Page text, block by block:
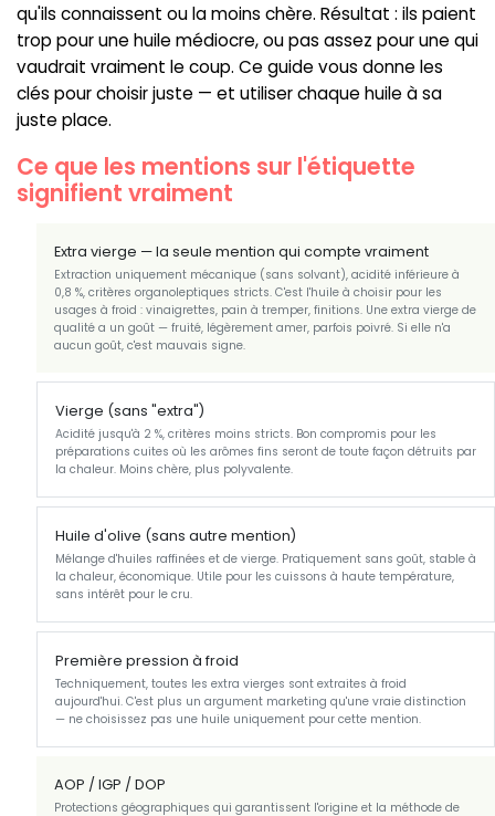
qu'ils connaissent ou la moins chère. Résultat : ils paient
trop pour une huile médiocre, ou pas assez pour une qui
vaudrait vraiment le coup. Ce guide vous donne les
clés pour choisir juste — et utiliser chaque huile à sa
juste place.
Ce que les mentions sur l'étiquette
signifient vraiment
Extra vierge — la seule mention qui compte vraiment
Extraction uniquement mécanique (sans solvant), acidité inférieure à
0,8 %, critères organoleptiques stricts. C'est l'huile à choisir pour les
usages à froid : vinaigrettes, pain à tremper, finitions. Une extra vierge de
qualité a un goût — fruité, légèrement amer, parfois poivré. Si elle n'a
aucun goût, c'est mauvais signe.
Vierge (sans "extra")
Acidité jusqu'à 2 %, critères moins stricts. Bon compromis pour les
préparations cuites où les arômes fins seront de toute façon détruits par
la chaleur. Moins chère, plus polyvalente.
Huile d'olive (sans autre mention)
Mélange d'huiles raffinées et de vierge. Pratiquement sans goût, stable à
la chaleur, économique. Utile pour les cuissons à haute température,
sans intérêt pour le cru.
Première pression à froid
Techniquement, toutes les extra vierges sont extraites à froid
aujourd'hui. C'est plus un argument marketing qu'une vraie distinction
— ne choisissez pas une huile uniquement pour cette mention.
AOP / IGP / DOP
Protections géographiques qui garantissent l'origine et la méthode de